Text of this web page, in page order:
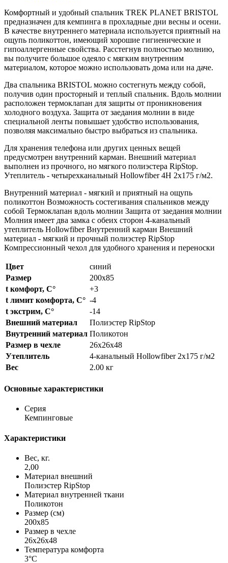
Комфортный и удобный спальник TREK PLANET BRISTOL
предназначен для кемпинга в прохладные дни весны и осени.
В качестве внутреннего материала используется приятный на
ощупь поликоттон, имеющий хорошие гигиенические и
гипоаллергенные свойства. Расстегнув полностью молнию,
вы получите большое одеяло с мягким внутренним
материалом, которое можно использовать дома или на даче.
Два спальника BRISTOL можно состегнуть между собой,
получив один просторный и теплый спальник. Вдоль молнии
расположен термоклапан для защиты от проникновения
холодного воздуха. Защита от заедания молнии в виде
специальной ленты повышает удобство использования,
позволяя максимально быстро выбраться из спальника.
Для хранения телефона или других ценных вещей
предусмотрен внутренний карман. Внешний материал
выполнен из прочного, но мягкого полиэстера RipStop.
Утеплитель - четырехканальный Hollowfiber 4H 2х175 г/м2.
Внутренний материал - мягкий и приятный на ощупь
поликоттон Возможность состегивания спальников между
собой Термоклапан вдоль молнии Защита от заедания молнии
Молния имеет два замка с обеих сторон 4-канальный
утеплитель Hollowfiber Внутренний карман Внешний
материал - мягкий и прочный полиэстер RipStop
Компрессионный чехол для удобного хранения и переноски
Цвет
синий
Размер
200х85
t комфорт, С°
+3
t лимит комфорта, С° -4
t экстрим, С°
-14
Внешний материал
Полиэстер RipStop
Внутренний материал Поликотон
Размер в чехле
26х26х48
Утеплитель
4-канальный Hollowfiber 2x175 г/м2
Вес
2.00 кг
Основные характеристики
Серия
Кемпинговые
Характеристики
Вес, кг.
2,00
Материал внешний
Полиэстер RipStop
Материал внутренней ткани
Поликотон
Размер (см)
200х85
Размер в чехле
26х26х48
Температура комфорта
3°C